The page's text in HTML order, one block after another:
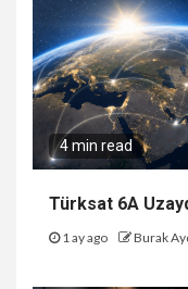
4 min read
Türksat 6A
1 ay ago Burak